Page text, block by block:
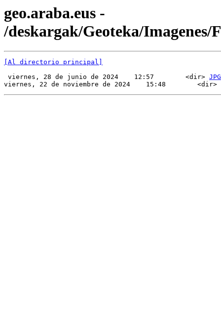
geo.araba.eus -
/deskargak/Geoteka/Imagenes/
[Al directorio principal]
viernes, 28 de junio de 2024    12:57        <dir> JPG
viernes, 22 de noviembre de 2024    15:48        <dir>